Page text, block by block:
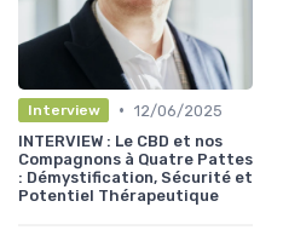
Interview • 12/06/2025
INTERVIEW : Le CBD et nos
Compagnons à Quatre Pattes
: Démystification, Sécurité et
Potentiel Thérapeutique